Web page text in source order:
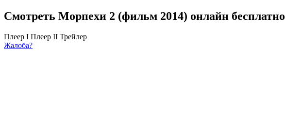
Смотреть Морпехи 2 (фильм 2014) онлайн бесплатно
Плеер I Плеер II Трейлер
Жалоба?